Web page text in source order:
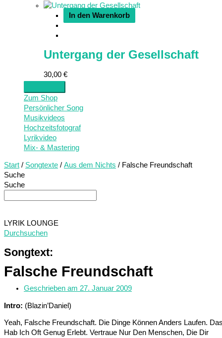
In den Warenkorb
Untergang der Gesellschaft
30,00 €
Zum Shop
Persönlicher Song
Musikvideos
Hochzeitsfotograf
Lyrikvideo
Mix- & Mastering
Start / Songtexte / Aus dem Nichts / Falsche Freundschaft
Suche
Suche
LYRIK LOUNGE
Durchsuchen
Songtext:
Falsche Freundschaft
Geschrieben am 27. Januar 2009
Intro: (Blazin’Daniel)
Yeah, Falsche Freundschaft. Die Dinge Können Anders Laufen.
Hab Ich Oft Genug Erlebt. Vertraue Nur Den Menschen, Die Dir